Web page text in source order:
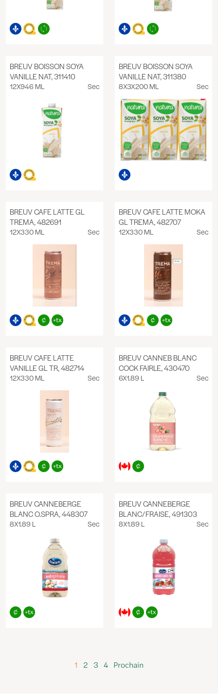
BREUV BOISSON SOYA
VANILLE NAT, 311410
12X946 ML Sec
BREUV BOISSON SOYA
VANILLE NAT, 311380
8X3X200 ML Sec
BREUV CAFE LATTE GL
TREMA, 482691
12X330 ML Sec
BREUV CAFE LATTE MOKA
GL TREMA, 482707
12X330 ML Sec
BREUV CAFE LATTE
VANILLE GL TR, 482714
12X330 ML Sec
BREUV CANNEB BLANC
COCK FAIRLE, 430470
6X1.89 L Sec
BREUV CANNEBERGE
BLANC O.SPRA, 448307
8X1.89 L Sec
BREUV CANNEBERGE
BLANC/FRAISE, 491303
8X1.89 L Sec
1 2 3 4 Prochain